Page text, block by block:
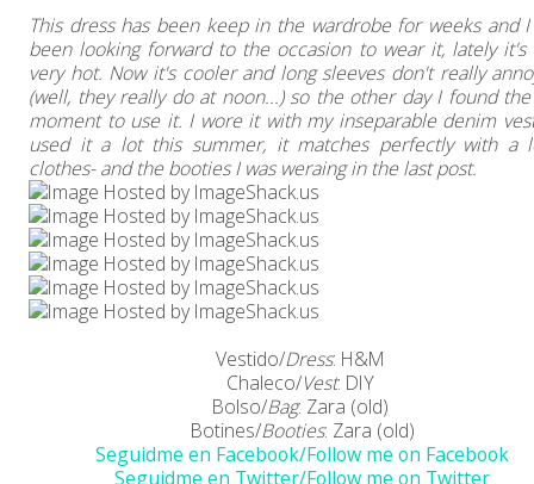
This dress has been keep in the wardrobe for weeks and I
been looking forward to the occasion to wear it, lately it's
very hot. Now it's cooler and long sleeves don't really
(well, they really do at noon...) so the other day I found
moment to use it. I wore it with my inseparable denim
used it a lot this summer, it matches perfectly with a
clothes- and the booties I was weraing in the last post.
Vestido/Dress: H&M
Chaleco/Vest: DIY
Bolso/Bag: Zara (old)
Botines/Booties: Zara (old)
Seguidme en Facebook/Follow me on Facebook
Seguidme en Twitter/Follow me on Twitter